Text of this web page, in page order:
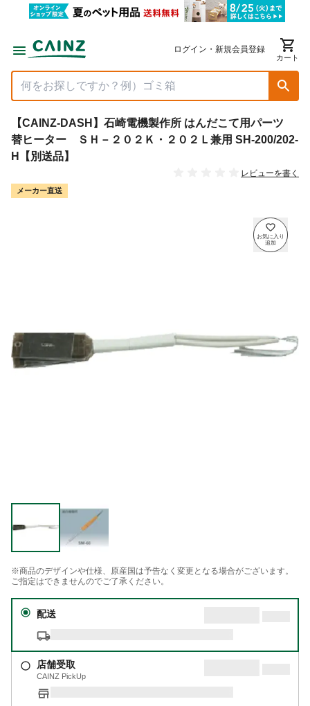
ログイン・新規会員登録
カート
【CAINZ-DASH】石崎電機製作所 はんだこて用パーツ
替ヒーター ＳＨ－２０２Ｋ・２０２Ｌ兼用 SH-200/202-
H【別送品】
レビューを書く
メーカー直送
※商品のデザインや仕様、原産国は予告なく変更となる場合がございます。
ご指定はできませんのでご了承ください。
配送
店舗受取
CAINZ PickUp